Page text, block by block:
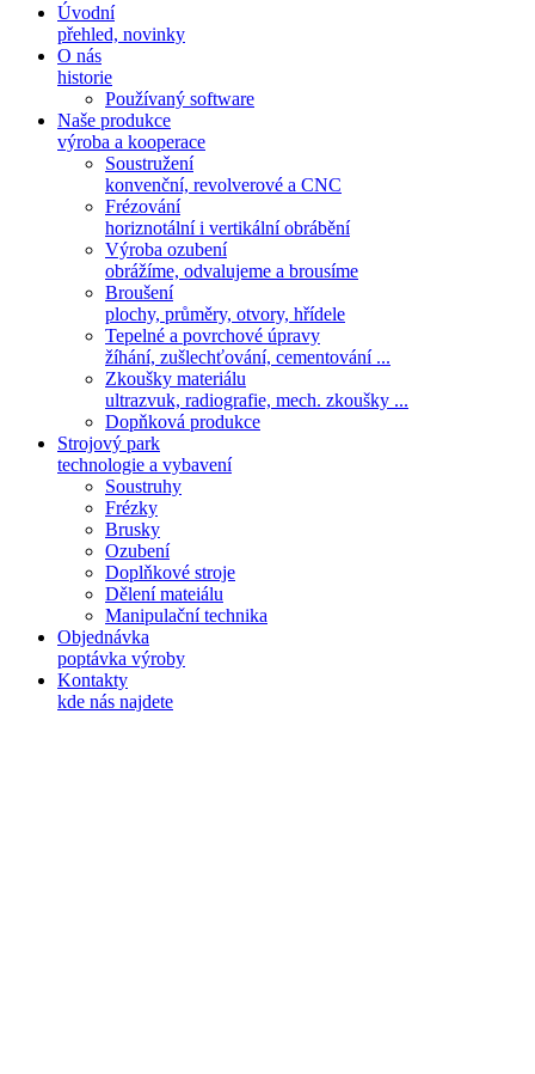
Úvodní
přehled, novinky
O nás
historie
Používaný software
Naše produkce
výroba a kooperace
Soustružení
konvenční, revolverové a CNC
Frézování
horiznotální i vertikální obrábění
Výroba ozubení
obrážíme, odvalujeme a brousíme
Broušení
plochy, průměry, otvory, hřídele
Tepelné a povrchové úpravy
žíhání, zušlechťování, cementování ...
Zkoušky materiálu
ultrazvuk, radiografie, mech. zkoušky ...
Dopňková produkce
Strojový park
technologie a vybavení
Soustruhy
Frézky
Brusky
Ozubení
Doplňkové stroje
Dělení mateiálu
Manipulační technika
Objednávka
poptávka výroby
Kontakty
kde nás najdete